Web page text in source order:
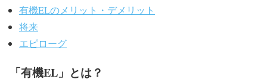
有機ELのメリット・デメリット
将来
エピローグ
「有機EL」とは？